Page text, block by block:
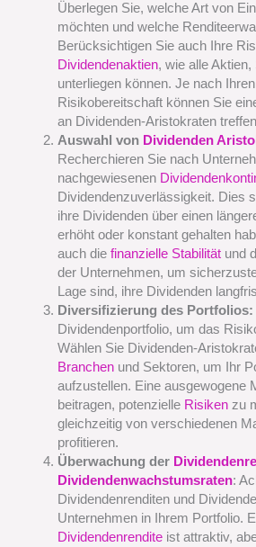
Überlegen Sie, welche Art von
möchten und welche
Berücksichtigen Sie auch Ihre
Dividendenaktien, wie alle
unterliegen können. Je nach
Risikobereitschaft können Sie
an Dividenden-Aristokraten
Auswahl von Dividenden
Recherchieren Sie nach
nachgewiesenen
Dividendenzuverlässigkeit. Dies
ihre Dividenden über einen
erhöht oder konstant gehalten
auch die finanzielle Stabilitätund
der Unternehmen, um
Lage sind, ihre Dividenden
Diversifizierung des Portfolios:
Dividendenportfolio, um das
Wählen Sie Dividenden-
Branchenund Sektoren, um Ihr
aufzustellen. Eine ausgewogene
beitragen, potenzielle Risikenzu
gleichzeitig von verschiedenen
profitieren.
Überwachung der
Dividendenwachstumsraten:
Dividendenrenditen und
Unternehmen in Ihrem Portfolio.
Dividendenrenditeist attraktiv,